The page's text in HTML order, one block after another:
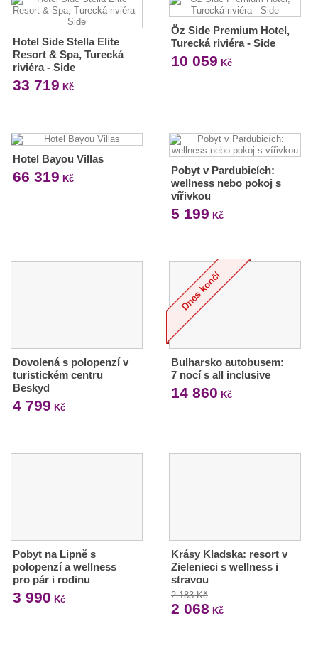
Hotel Side Stella Elite
Resort & Spa, Turecká
riviéra - Side
33 719 Kč
Öz Side Premium Hotel,
Turecká riviéra - Side
10 059 Kč
Hotel Bayou Villas
66 319 Kč
Pobyt v Pardubicích:
wellness nebo pokoj s
vířivkou
5 199 Kč
Dovolená s polopenzí v
turistickém centru
Beskyd
4 799 Kč
Bulharsko autobusem:
7 nocí s all inclusive
14 860 Kč
Pobyt na Lipně s
polopenzí a wellness
pro pár i rodinu
3 990 Kč
Krásy Kladska: resort v
Zielenieci s wellness i
stravou
2 183 Kč
2 068 Kč